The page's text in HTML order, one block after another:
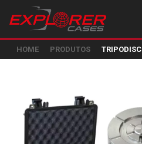
HOME PRODUTOS TRIPODISC